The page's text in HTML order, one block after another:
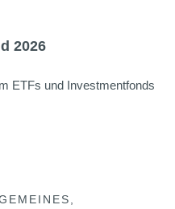
2026
ETFs und Investmentfonds